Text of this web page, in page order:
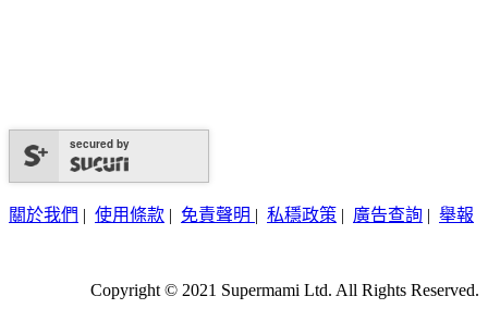
secured by
關於我們 | 使用條款 | 免責聲明 | 私穩政策 | 廣告查詢 | 舉報
Copyright © 2021 Supermami Ltd. All Rights Reserved.